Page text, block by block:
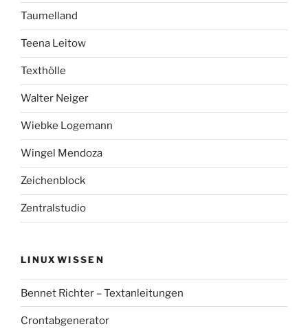
Taumelland
Teena Leitow
Texthölle
Walter Neiger
Wiebke Logemann
Wingel Mendoza
Zeichenblock
Zentralstudio
LINUXWISSEN
Bennet Richter – Textanleitungen
Crontabgenerator